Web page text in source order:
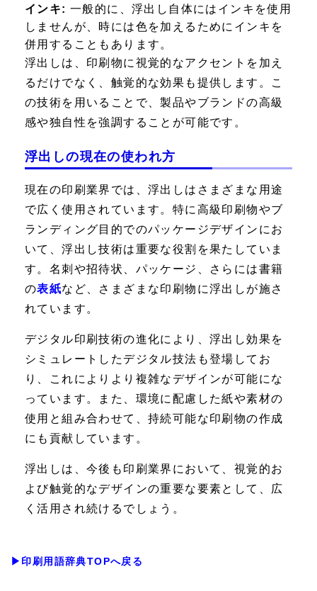
インキ: 一般的に、浮出し自体にはインキを使用
しませんが、時には色を加えるためにインキを
併用することもあります。
浮出しは、印刷物に視覚的なアクセントを加え
るだけでなく、触覚的な効果も提供します。こ
の技術を用いることで、製品やブランドの高級
感や独自性を強調することが可能です。
浮出しの現在の使われ方
現在の印刷業界では、浮出しはさまざまな用途
で広く使用されています。特に高級印刷物やブ
ランディング目的でのパッケージデザインにお
いて、浮出し技術は重要な役割を果たしていま
す。名刺や招待状、パッケージ、さらには書籍
の表紙など、さまざまな印刷物に浮出しが施さ
れています。
デジタル印刷技術の進化により、浮出し効果を
シミュレートしたデジタル技法も登場してお
り、これによりより複雑なデザインが可能にな
っています。また、環境に配慮した紙や素材の
使用と組み合わせて、持続可能な印刷物の作成
にも貢献しています。
浮出しは、今後も印刷業界において、視覚的お
よび触覚的なデザインの重要な要素として、広
く活用され続けるでしょう。
▶印刷用語辞典TOPへ戻る